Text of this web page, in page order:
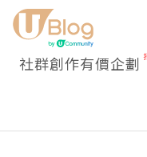
社群創作有價企劃